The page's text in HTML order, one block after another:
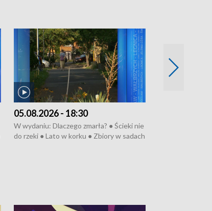
05.08.2026 - 18:30
W wydaniu: Dlaczego zmarła? ● Ścieki nie
do rzeki ● Lato w korku ● Zbiory w sadach